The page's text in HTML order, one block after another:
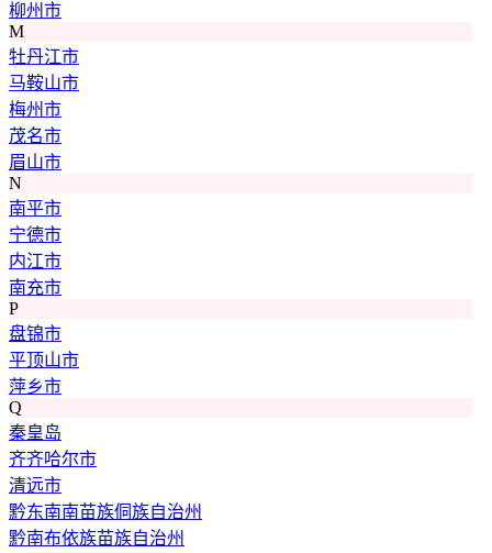
柳州市
M
牡丹江市
马鞍山市
梅州市
茂名市
眉山市
N
南平市
宁德市
内江市
南充市
P
盘锦市
平顶山市
萍乡市
Q
秦皇岛
齐齐哈尔市
清远市
黔东南南苗族侗族自治州
黔南布依族苗族自治州